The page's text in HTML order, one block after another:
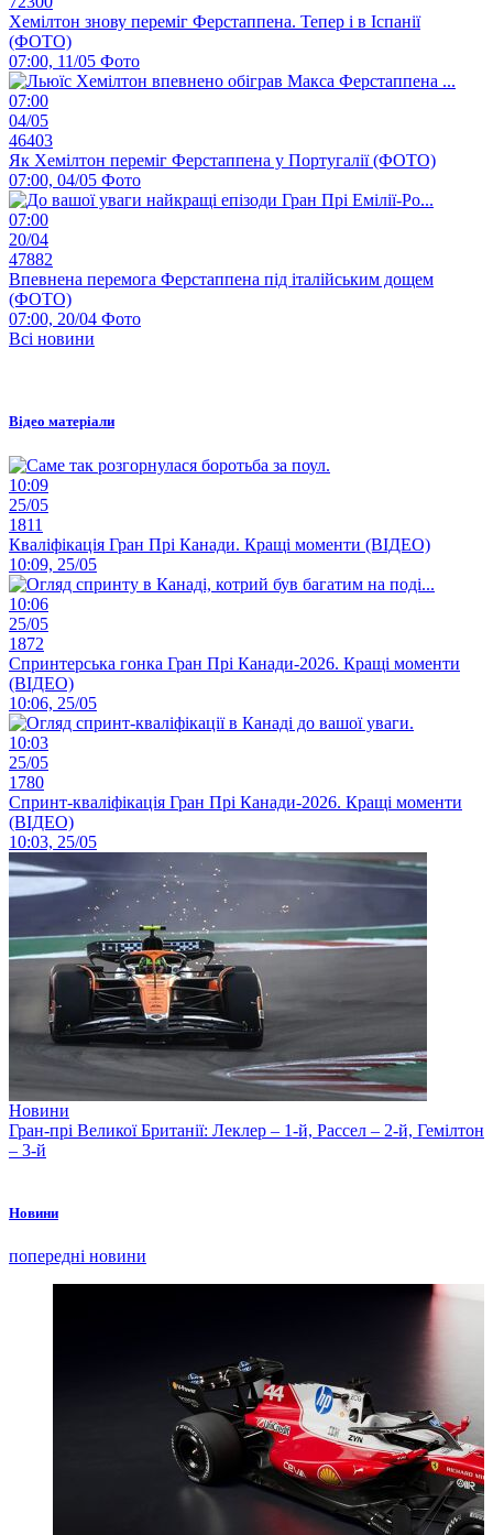
Хемілтон знову переміг Ферстаппена. Тепер і в Іспанії
(ФОТО)
07:00, 11/05 Фото
07:00
04/05
46403
Як Хемілтон переміг Ферстаппена у Португалії (ФОТО)
07:00, 04/05 Фото
07:00
20/04
47882
Впевнена перемога Ферстаппена під італійським дощем
(ФОТО)
07:00, 20/04 Фото
Всі новини
Відео матеріали
10:09
25/05
1811
Кваліфікація Гран Прі Канади. Кращі моменти (ВІДЕО)
10:09, 25/05
10:06
25/05
1872
Спринтерська гонка Гран Прі Канади-2026. Кращі моменти
(ВІДЕО)
10:06, 25/05
10:03
25/05
1780
Спринт-кваліфікація Гран Прі Канади-2026. Кращі моменти
(ВІДЕО)
10:03, 25/05
Новини
Гран-прі Великої Британії: Леклер – 1-й, Рассел – 2-й, Гемілтон
– 3-й
Новини
попередні новини